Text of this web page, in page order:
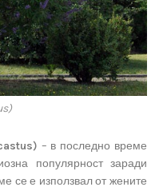
) – в последно време
популярност заради
се е използвал от жените